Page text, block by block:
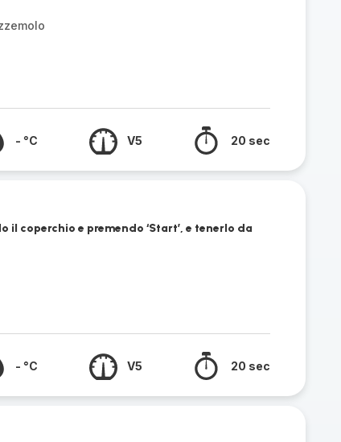
- °C V5 20 sec
il coperchio e premendo ‘Start’, e tenerlo da
- °C V5 20 sec